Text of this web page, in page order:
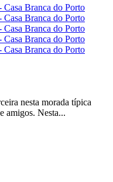
nesta morada típica
amigos. Nesta...